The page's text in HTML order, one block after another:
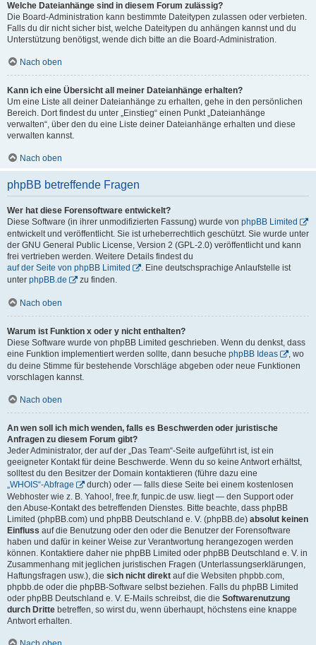
Welche Dateianhänge sind in diesem Forum zulässig?
Die Board-Administration kann bestimmte Dateitypen zulassen oder verbieten.
Falls du dir nicht sicher bist, welche Dateitypen du anhängen kannst und du
Unterstützung benötigst, wende dich bitte an die Board-Administration.
Nach oben
Kann ich eine Übersicht all meiner Dateianhänge erhalten?
Um eine Liste all deiner Dateianhänge zu erhalten, gehe in den persönlichen
Bereich. Dort findest du unter „Einstieg“ einen Punkt „Dateianhänge
verwalten“, über den du eine Liste deiner Dateianhänge erhalten und diese
verwalten kannst.
Nach oben
phpBB betreffende Fragen
Wer hat diese Forensoftware entwickelt?
Diese Software (in ihrer unmodifizierten Fassung) wurde von phpBB Limited
entwickelt und veröffentlicht. Sie ist urheberrechtlich geschützt. Sie wurde unter
der GNU General Public License, Version 2 (GPL-2.0) veröffentlicht und kann
frei vertrieben werden. Weitere Details findest du
auf der Seite von phpBB Limited
. Eine deutschsprachige Anlaufstelle ist
unter phpBB.de zu finden.
Nach oben
Warum ist Funktion x oder y nicht enthalten?
Diese Software wurde von phpBB Limited geschrieben. Wenn du denkst, dass
eine Funktion implementiert werden sollte, dann besuche phpBB Ideas
, wo
du deine Stimme für bestehende Vorschläge abgeben oder neue Funktionen
vorschlagen kannst.
Nach oben
An wen soll ich mich wenden, falls es Beschwerden oder juristische
Anfragen zu diesem Forum gibt?
Jeder Administrator, der auf der „Das Team“-Seite aufgeführt ist, ist ein
geeigneter Kontakt für deine Beschwerde. Wenn du so keine Antwort erhältst,
solltest du den Besitzer der Domain kontaktieren (führe dazu eine
„WHOIS“-Abfrage
durch) oder — falls diese Seite bei einem kostenlosen
Webhoster wie z. B. Yahoo!, free.fr, funpic.de usw. liegt — den Support oder
den Abuse-Kontakt des betreffenden Dienstes. Bitte beachte, dass phpBB
Limited (phpBB.com) und phpBB Deutschland e. V. (phpBB.de) absolut keinen
Einfluss auf die Benutzung oder den oder die Benutzer der Forensoftware
haben und dafür in keiner Weise zur Verantwortung herangezogen werden
können. Kontaktiere daher nie phpBB Limited oder phpBB Deutschland e. V. in
Zusammenhang mit jeglichen juristischen Fragen (Unterlassungserklärungen,
Haftungsfragen usw.), die sich nicht direkt auf die Websiten phpbb.com,
phpbb.de oder die phpBB-Software selbst beziehen. Falls du phpBB Limited
oder phpBB Deutschland e. V. E-Mails schreibst, die die Softwarenutzung
durch Dritte betreffen, so wirst du, wenn überhaupt, höchstens eine knappe
Antwort erhalten.